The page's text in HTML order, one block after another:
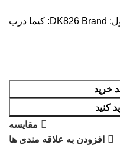
DK826 Brand:
کیما درب
خرید
کنید
مقایسه
افزودن به علاقه مندی ها